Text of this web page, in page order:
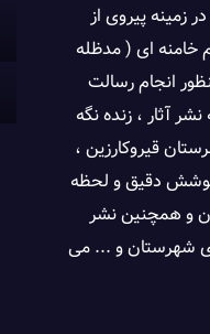
رسانه کمیل مدیا در بهمن ماه 1401 در زمینه پیروی از
خامنه ای ( مدظله
انجام رسالت
آثار ، زنده نگه
قیروکارزین ،
پوشش دقیق و لحظه
و همچنین نشر
شهرستان و ... می